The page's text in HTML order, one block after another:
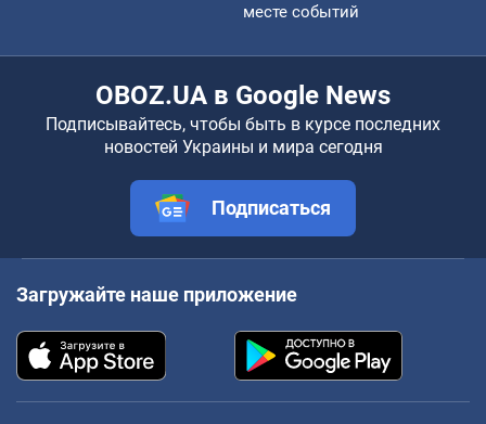
месте событий
OBOZ.UA в Google News
Подписывайтесь, чтобы быть в курсе последних
новостей Украины и мира сегодня
Подписаться
Загружайте наше приложение